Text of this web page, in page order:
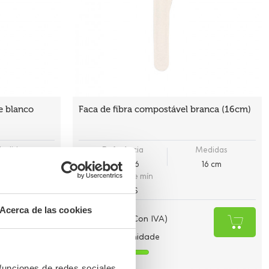
Acerca de las cookies
blanco
Faca de fibra compostável branca (16cm)
Referência
CUB036
Medidas
16 cm
Quantidade mín
50 UDS
2,65 € (Con IVA)
/Unidade